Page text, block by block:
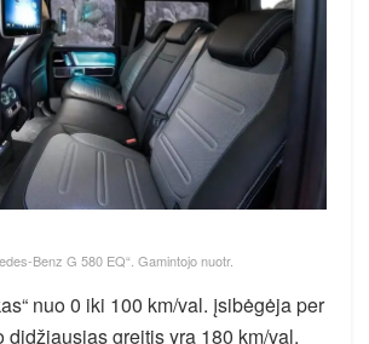
Benz G 580 EQ“. Gamintojo nuotr.
nuo 0 iki 100 km/val. įsibėgėja per
didžiausias greitis yra 180 km/val.